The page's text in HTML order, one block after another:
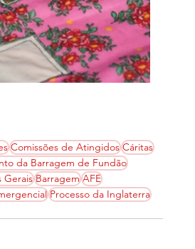
Comissões de Atingidos Cáritas
da Barragem de Fundão
Gerais Barragem AFE
Processo da Inglaterra